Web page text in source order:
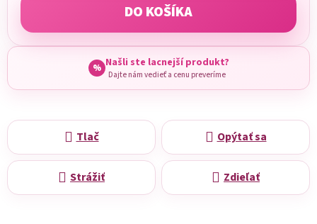
DO KOŠÍKA
% Našli ste lacnejší produkt?
Dajte nám vedieť a cenu preveríme
Tlač Opýtať sa
Strážiť Zdieľať